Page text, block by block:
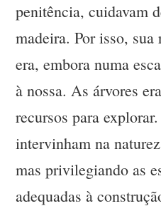
penitência, cuidavam
madeira. Por isso,
era, embora numa
à nossa. As árvores
recursos para
intervinham na
mas privilegiando as
adequadas à